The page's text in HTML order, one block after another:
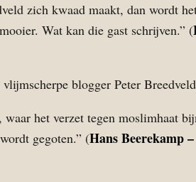
zich kwaad maakt, dan wordt
Wat kan die gast schrijven.” (
blogger Peter
waar het verzet tegen moslimhaat
gegoten.” (Hans Beerekamp